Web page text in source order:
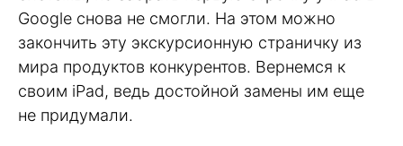
Google снова не смогли. На этом можно
закончить эту экскурсионную страничку из
мира продуктов конкурентов. Вернемся к
своим iPad, ведь достойной замены им еще
не придумали.